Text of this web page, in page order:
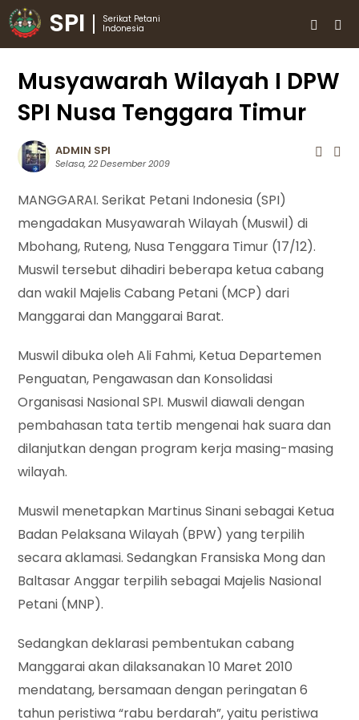
SPI
Serikat Petani
Indonesia
Musyawarah Wilayah I DPW
SPI Nusa Tenggara Timur
ADMIN SPI
Selasa, 22 Desember 2009
MANGGARAI. Serikat Petani Indonesia (SPI)
mengadakan Musyawarah Wilayah (Muswil) di
Mbohang, Ruteng, Nusa Tenggara Timur (17/12).
Muswil tersebut dihadiri beberapa ketua cabang
dan wakil Majelis Cabang Petani (MCP) dari
Manggarai dan Manggarai Barat.
Muswil dibuka oleh Ali Fahmi, Ketua Departemen
Penguatan, Pengawasan dan Konsolidasi
Organisasi Nasional SPI. Muswil diawali dengan
pembahasan tata tertib mengenai hak suara dan
dilanjutkan dengan program kerja masing-masing
wilayah.
Muswil menetapkan Martinus Sinani sebagai Ketua
Badan Pelaksana Wilayah (BPW) yang terpilih
secara aklamasi. Sedangkan Fransiska Mong dan
Baltasar Anggar terpilih sebagai Majelis Nasional
Petani (MNP).
Sedangkan deklarasi pembentukan cabang
Manggarai akan dilaksanakan 10 Maret 2010
mendatang, bersamaan dengan peringatan 6
tahun peristiwa “rabu berdarah”, yaitu peristiwa